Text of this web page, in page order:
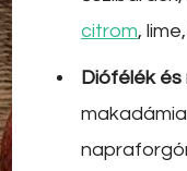
citrom,
Diófélék és